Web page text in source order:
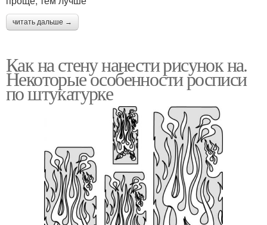
читать дальше →
Как на стену нанести рисунок на.
Некоторые особенности росписи
по штукатурке